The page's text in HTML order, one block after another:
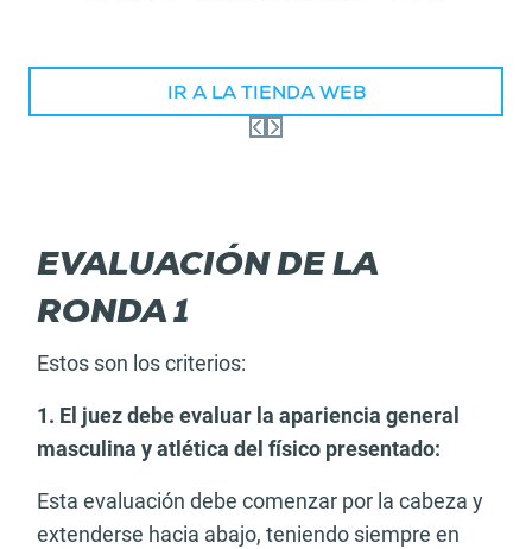
IR A LA TIENDA WEB
EVALUACIÓN DE LA
RONDA 1
Estos son los criterios:
1. El juez debe evaluar la apariencia general
masculina y atlética del físico presentado:
Esta evaluación debe comenzar por la cabeza y
extenderse hacia abajo, teniendo siempre en